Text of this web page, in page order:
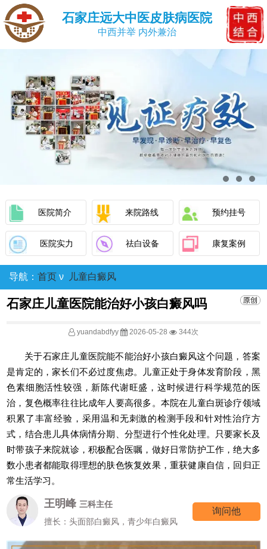
石家庄远大中医皮肤病医院
中西并举 内外兼治
医院简介 来院路线 预约挂号
医院实力 祛白设备 康复案例
导航： 首页 ν 儿童白癜风
石家庄儿童医院能治好小孩白癜风吗
yuandabdfyy 2026-05-28 344次
关于石家庄儿童医院能不能治好小孩白癜风这个问题，答案
是肯定的，家长们不必过度焦虑。儿童正处于身体发育阶段，黑
色素细胞活性较强，新陈代谢旺盛，这时候进行科学规范的医
治，复色概率往往比成年人要高很多。本院在儿童白斑诊疗领域
积累了丰富经验，采用温和无刺激的检测手段和针对性治疗方
式，结合患儿具体病情分期、分型进行个性化处理。只要家长及
时带孩子来院就诊，积极配合医嘱，做好日常防护工作，绝大多
数小患者都能取得理想的肤色恢复效果，重获健康自信，回归正
常生活学习。
王明峰 三科主任
擅长：头面部白癜风，青少年白癜风
询问他